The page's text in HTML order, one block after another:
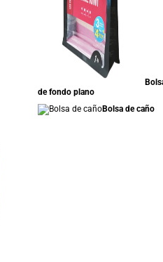
de fondo plano
Bolsa de caño